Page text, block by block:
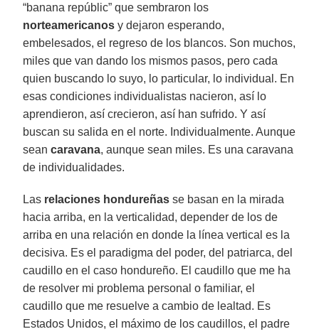
“banana repúblic” que sembraron los
norteamericanos y dejaron esperando,
embelesados, el regreso de los blancos. Son muchos,
miles que van dando los mismos pasos, pero cada
quien buscando lo suyo, lo particular, lo individual. En
esas condiciones individualistas nacieron, así lo
aprendieron, así crecieron, así han sufrido. Y así
buscan su salida en el norte. Individualmente. Aunque
seancaravana, aunque sean miles. Es una caravana
de individualidades.
Las relaciones hondureñas se basan en la mirada
hacia arriba, en la verticalidad, depender de los de
arriba en una relación en donde la línea vertical es la
decisiva. Es el paradigma del poder, del patriarca, del
caudillo en el caso hondureño. El caudillo que me ha
de resolver mi problema personal o familiar, el
caudillo que me resuelve a cambio de lealtad. Es
Estados Unidos, el máximo de los caudillos, el padre